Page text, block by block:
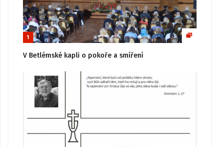
1
V Betlémské kapli o pokoře a smíření